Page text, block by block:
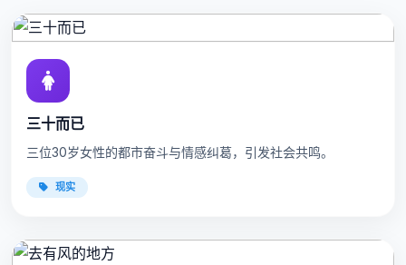
三十而已
三位30岁女性的都市奋斗与情感纠葛，引发社会共鸣。
现实